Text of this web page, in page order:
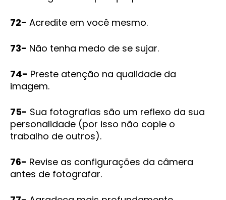
72- Acredite em você mesmo.
73- Não tenha medo de se sujar.
74- Preste atenção na qualidade da
imagem.
75- Sua fotografias são um reflexo da sua
personalidade (por isso não copie o
trabalho de outros).
76- Revise as configurações da câmera
antes de fotografar.